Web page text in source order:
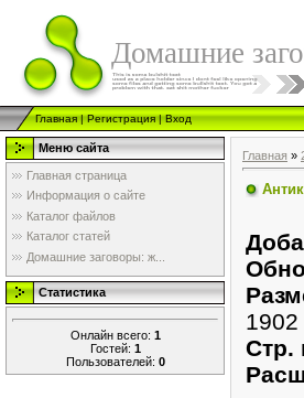
Домашние
Главная|Регистрация|Вход
Меню сайта
Главная страница
Информация о сайте
Каталог файлов
Каталог статей
Домашние заговоры: ж...
Статистика
Онлайн всего: 1
Гостей: 1
Пользователей: 0
Главная »
1902
Стр.